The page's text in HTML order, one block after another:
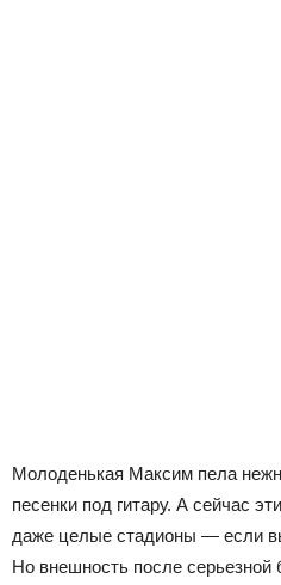
Молоденькая Максим пела
песенки под гитару. А сейчас
даже целые стадионы — если
Но внешность после серьезной